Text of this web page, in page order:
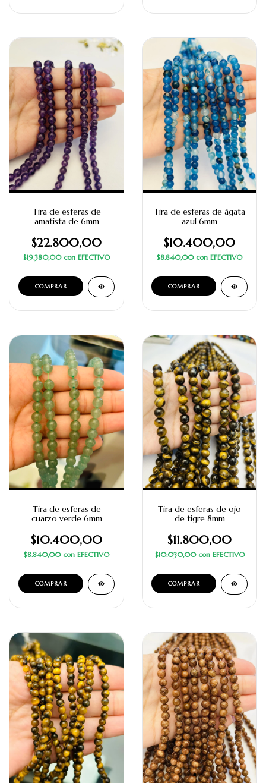
Tira de esferas de
amatista de 6mm
$22.800,00
$19.380,00 con EFECTIVO
Tira de esferas de ágata
azul 6mm
$10.400,00
$8.840,00 con EFECTIVO
Tira de esferas de
cuarzo verde 6mm
$10.400,00
$8.840,00 con EFECTIVO
Tira de esferas de ojo
de tigre 8mm
$11.800,00
$10.030,00 con EFECTIVO